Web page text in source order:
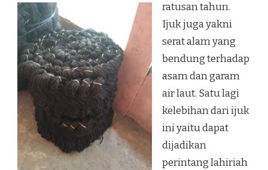
ratusan tahun.
Ijuk juga yakni
serat alam yang
bendung terhadap
asam dan garam
air laut. Satu lagi
kelebihan dari ijuk
ini yaitu dapat
dijadikan
perintang lahiriah